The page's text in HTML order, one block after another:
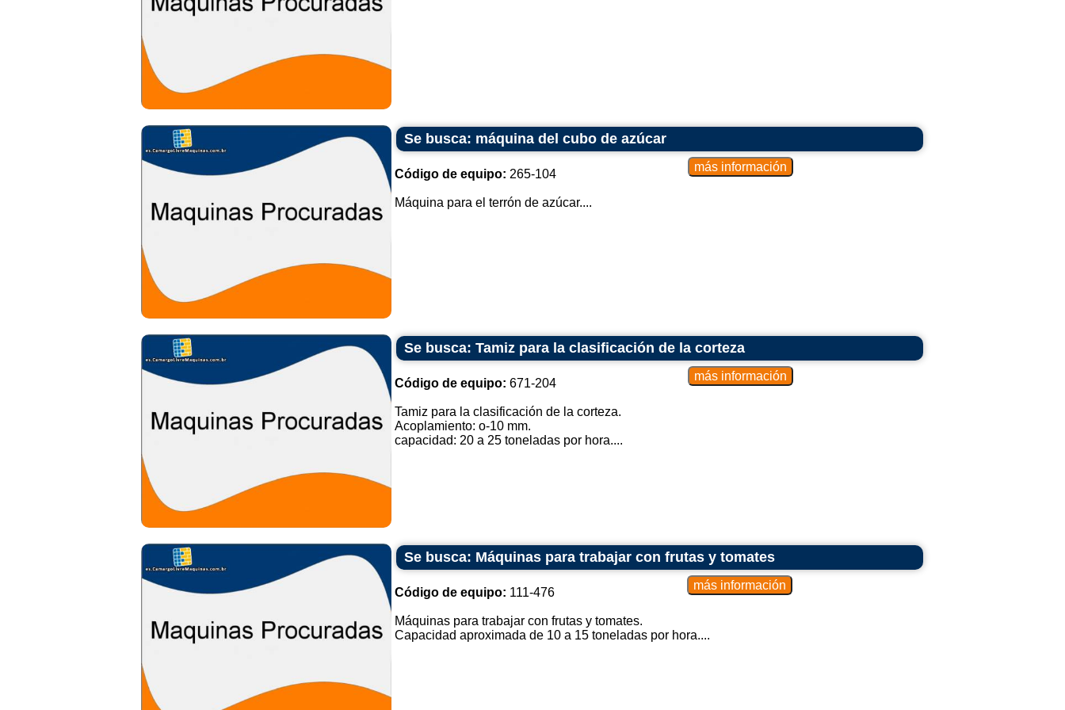
Se busca: máquina del cubo de azúcar
Código de equipo: 265-104
Máquina para el terrón de azúcar....
Se busca: Tamiz para la clasificación de la corteza
Código de equipo: 671-204
Tamiz para la clasificación de la corteza.
Acoplamiento: o-10 mm.
capacidad: 20 a 25 toneladas por hora....
Se busca: Máquinas para trabajar con frutas y tomates
Código de equipo: 111-476
Máquinas para trabajar con frutas y tomates.
Capacidad aproximada de 10 a 15 toneladas por hora....